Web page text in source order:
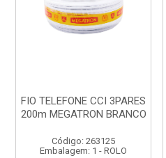
FIO TELEFONE CCI 3PARES
200m MEGATRON BRANCO
Código: 263125
Embalagem: 1 - ROLO